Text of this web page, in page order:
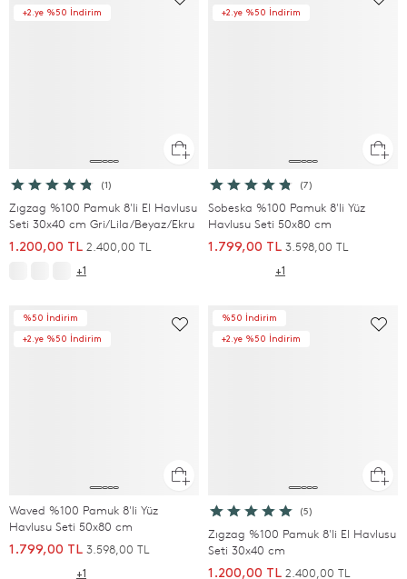
+2.ye %50 İndirim
(1)
Zıgzag %100 Pamuk 8'li El Havlusu
Seti 30x40 cm Gri/Lila/Beyaz/Ekru
1.200,00 TL 2.400,00 TL
+1
+2.ye %50 İndirim
(7)
Sobeska %100 Pamuk 8'li Yüz
Havlusu Seti 50x80 cm
1.799,00 TL 3.598,00 TL
+1
%50 İndirim
+2.ye %50 İndirim
Waved %100 Pamuk 8'li Yüz
Havlusu Seti 50x80 cm
1.799,00 TL 3.598,00 TL
+1
%50 İndirim
+2.ye %50 İndirim
(5)
Zıgzag %100 Pamuk 8'li El Havlusu
Seti 30x40 cm
1.200,00 TL 2.400,00 TL